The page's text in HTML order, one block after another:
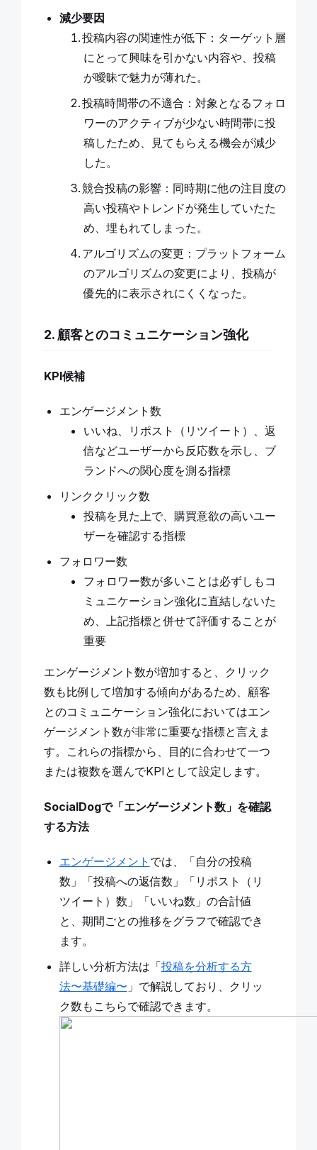
減少要因
投稿内容の関連性が低下：ターゲット層
にとって興味を引かない内容や、投稿
が曖昧で魅力が薄れた。
投稿時間帯の不適合：対象となるフォロ
ワーのアクティブが少ない時間帯に投
稿したため、見てもらえる機会が減少
した。
競合投稿の影響：同時期に他の注目度の
高い投稿やトレンドが発生していたた
め、埋もれてしまった。
アルゴリズムの変更：プラットフォーム
のアルゴリズムの変更により、投稿が
優先的に表示されにくくなった。
2. 顧客とのコミュニケーション強化
KPI候補
エンゲージメント数
いいね、リポスト（リツイート）、返
信などユーザーから反応数を示し、ブ
ランドへの関心度を測る指標
リンククリック数
投稿を見た上で、購買意欲の高いユー
ザーを確認する指標
フォロワー数
フォロワー数が多いことは必ずしもコ
ミュニケーション強化に直結しないた
め、上記指標と併せて評価することが
重要
エンゲージメント数が増加すると、クリック
数も比例して増加する傾向があるため、顧客
とのコミュニケーション強化においてはエン
ゲージメント数が非常に重要な指標と言えま
す。これらの指標から、目的に合わせて一つ
または複数を選んでKPIとして設定します。
SocialDogで「エンゲージメント数」を確認
する方法
エンゲージメント では、「自分の投稿
数」「投稿への返信数」「リポスト（リ
ツイート）数」「いいね数」の合計値
と、期間ごとの推移をグラフで確認でき
ます。
詳しい分析方法は「投稿を分析する方
法〜基礎編〜 」で解説しており、クリッ
ク数もこちらで確認できます。